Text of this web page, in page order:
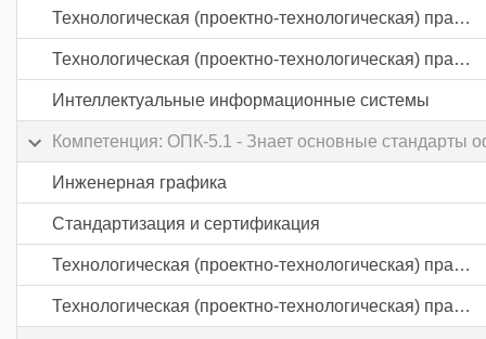
Технологическая (проектно-технологическая) практика
Технологическая (проектно-технологическая) практика
Интеллектуальные информационные системы
Компетенция: ОПК-5.1 - Знает основные стандарты
Инженерная графика
Стандартизация и сертификация
Технологическая (проектно-технологическая) практика
Технологическая (проектно-технологическая) практика